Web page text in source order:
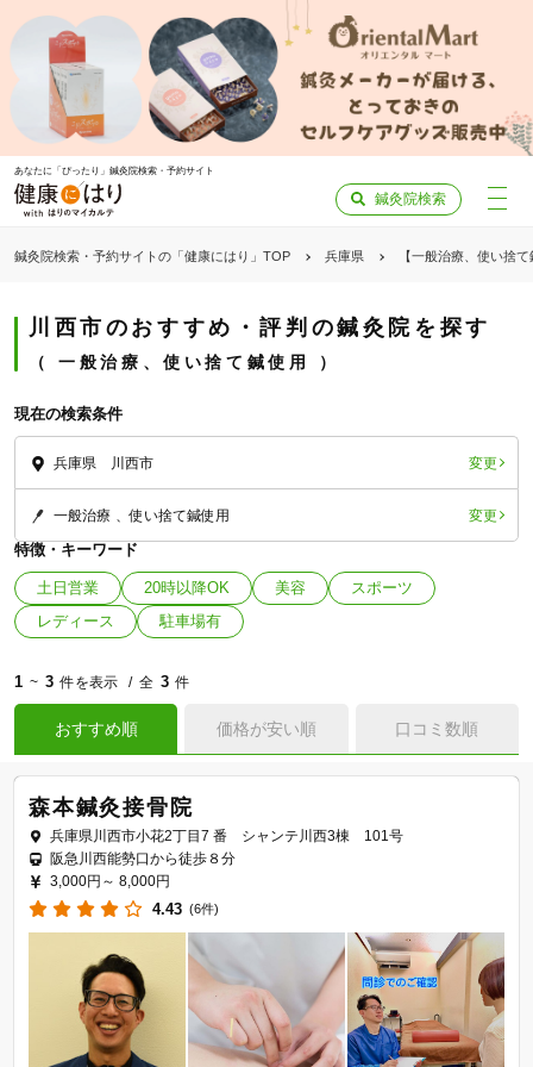
あなたに「ぴったり」鍼灸院検索・予約サイト
鍼灸院検索
鍼灸院検索・予約サイトの「健康にはり」TOP 兵庫県 【一般治療、使い捨
川西市のおすすめ・評判の鍼灸院を探す
一般治療、使い捨て鍼使用
現在の検索条件
兵庫県 川西市 変更
一般治療 使い捨て鍼使用 変更
特徴・キーワード
土日営業 20時以降OK 美容
スポーツ
レディース
駐車場有
1 ~ 3 件を表示 全 3 件
おすすめ順 価格が安い順 口コミ数順
森本鍼灸接骨院
兵庫県川西市小花2丁目7 番 シャンテ川西3棟 101号
阪急川西能勢口から徒歩８分
3,000円～ 8,000円
4.43 (6件)
「健康にはりを見た」